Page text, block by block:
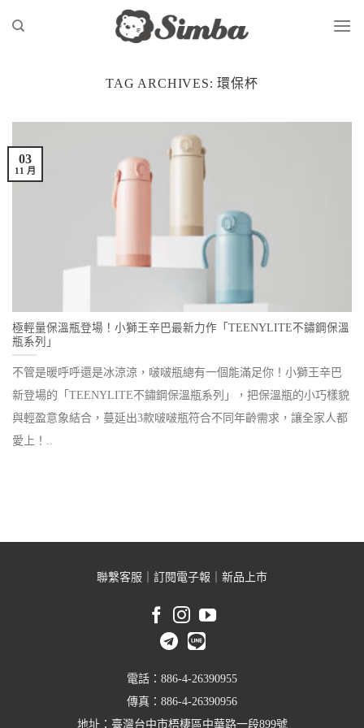
TAG ARCHIVES:環保杯
極輕量保溫瓶登場！小獅王辛巴最新力作「TEENYLITE不鏽鋼保溫
瓶系列」
不管是暖呼呼還是冰涼涼，啵啵瓶總有一個能滿足你！小獅王辛巴
新登場的「TEENYLITE不鏽鋼保溫瓶系列」，把保溫瓶的小巧樣貌
與輕盈意象結合，蔓延出3款啵啵瓶符合不同年齡需求，讓全家人都
愛上！..
03
11 月
聯繫客服 訂閱電子報 新品上市
電話：886-4-26390955
傳真：886-4-26390956
地址：臺灣台中市梧棲區中華路一段899號